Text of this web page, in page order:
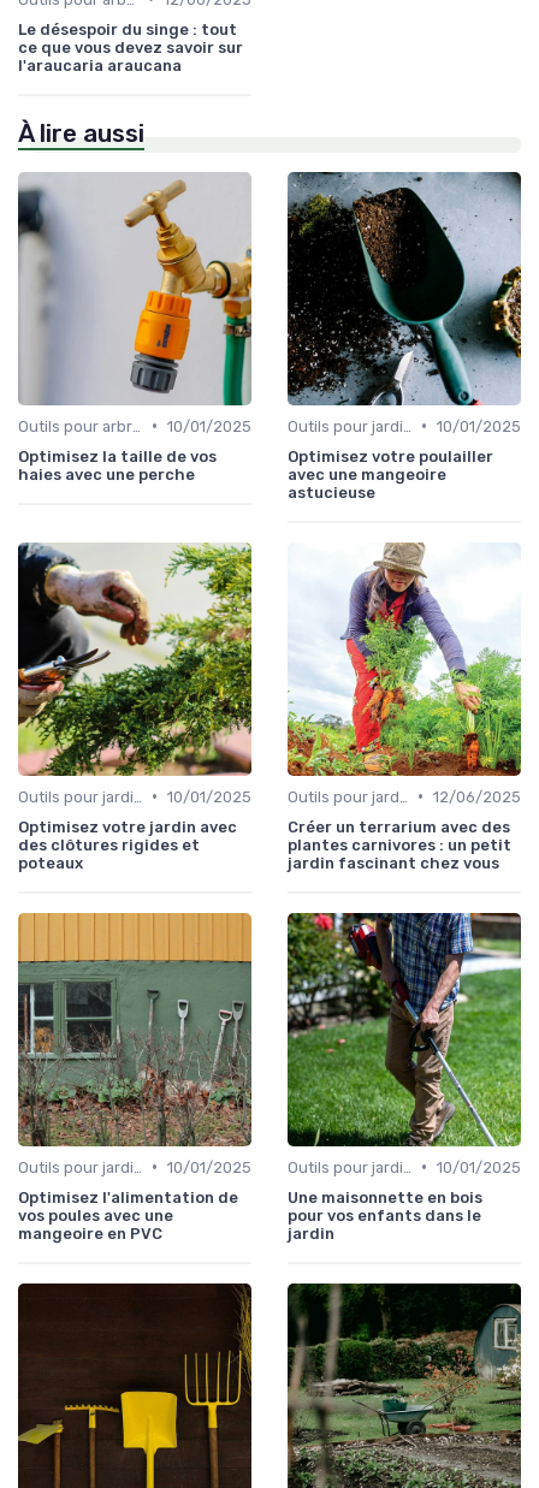
Le désespoir du singe : tout
ce que vous devez savoir sur
l'araucaria araucana
À lire aussi
• 10/01/2025
Optimisez la taille de vos
haies avec une perche
• 10/01/2025
Optimisez votre poulailler
avec une mangeoire
astucieuse
• 10/01/2025
Optimisez votre jardin avec
des clôtures rigides et
poteaux
• 12/06/2025
Créer un terrarium avec des
plantes carnivores : un petit
jardin fascinant chez vous
• 10/01/2025
Optimisez l'alimentation de
vos poules avec une
mangeoire en PVC
• 10/01/2025
Une maisonnette en bois
pour vos enfants dans le
jardin